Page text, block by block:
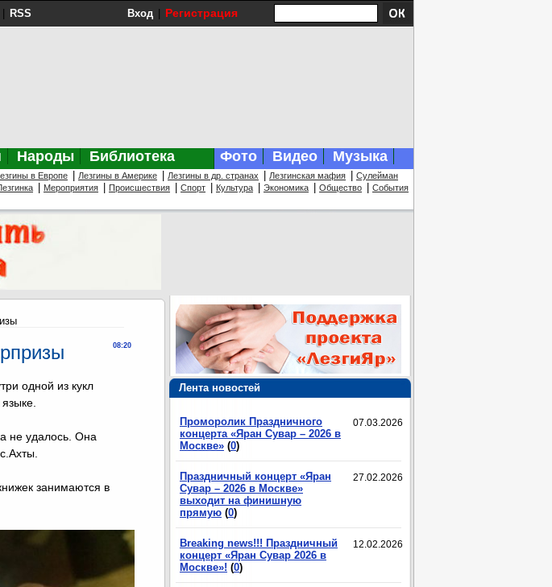
RSS Вход Регистрация
Народы Библиотека Фото Видео Музыка
в Европе Лезгины в Америке Лезгины в др. странах Лезгинская мафия
Сулейман
Мероприятия Происшествия Спорт Культура Экономика Общество События
Лента новостей
07.03.2026
Проморолик Праздничного
концерта «Яран Сувар – 2026 в
Москве» (0)
27.02.2026
Праздничный концерт «Яран
Сувар – 2026 в Москве»
выходит на финишную
прямую (0)
12.02.2026
Breaking news!!! Праздничный
концерт «Яран Сувар 2026 в
Москве»! (0)
08:20
одной из кукл
не удалось. Она
занимаются в